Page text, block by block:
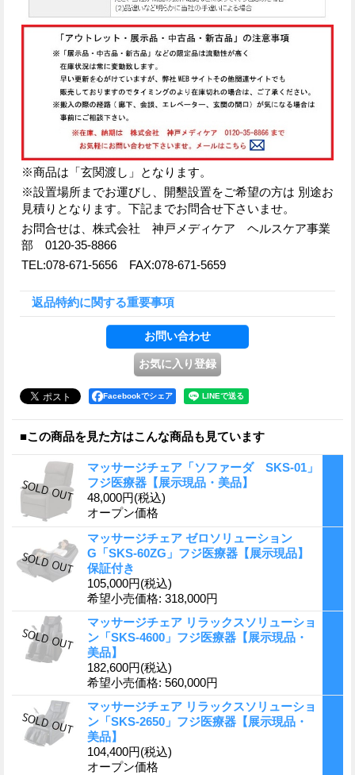
※商品は「玄関渡し」となります。
※設置場所までお運びし、開墾設置をご希望の方は 別途お
見積りとなります。下記までお問合せ下さいませ。
お問合せは、株式会社 神戸メディケア ヘルスケア事業
部 0120-35-8866
TEL:078-671-5656 FAX:078-671-5659
返品特約に関する重要事項
Facebookでシェア
■この商品を見た方はこんな商品も見ています
マッサージチェア「ソファーダ SKS-01」
フジ医療器【展示現品・美品】
48,000円(税込)
オープン価格
マッサージチェア ゼロソリューション
G「SKS-60ZG」フジ医療器【展示現品】
保証付き
105,000円(税込)
希望小売価格: 318,000円
マッサージチェア リラックスソリューショ
ン「SKS-4600」フジ医療器【展示現品・
美品】
182,600円(税込)
希望小売価格: 560,000円
マッサージチェア リラックスソリューショ
ン「SKS-2650」フジ医療器【展示現品・
美品】
104,400円(税込)
オープン価格